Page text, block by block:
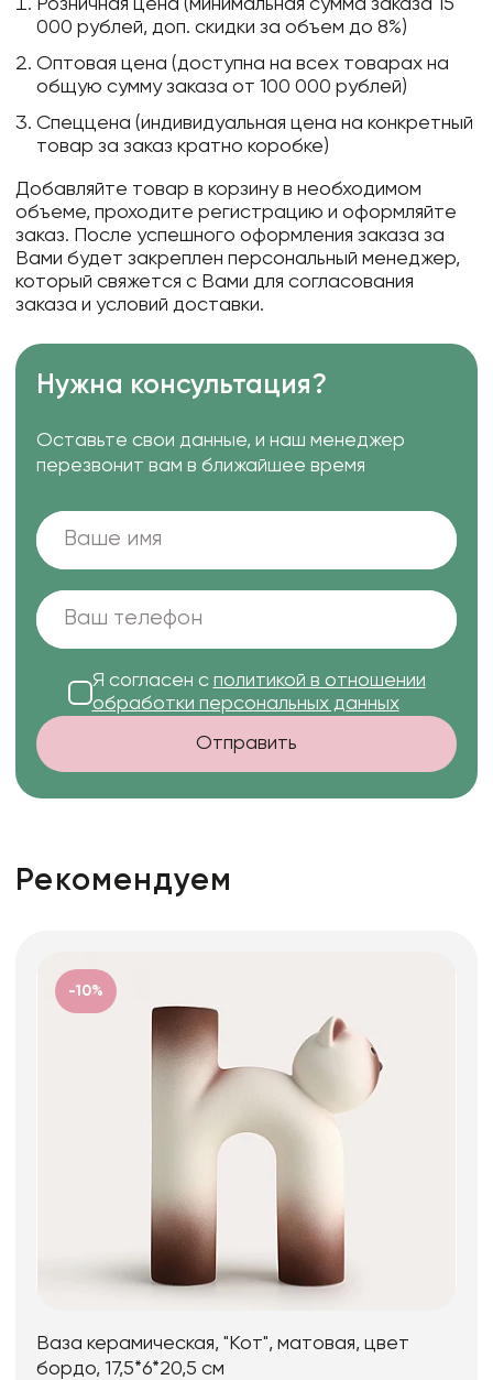
Розничная цена (минимальная сумма заказа 15
000 рублей, доп. скидки за объем до 8%)
Оптовая цена (доступна на всех товарах на
общую сумму заказа от 100 000 рублей)
Спеццена (индивидуальная цена на конкретный
товар за заказ кратно коробке)
Добавляйте товар в корзину в необходимом
объеме, проходите регистрацию и оформляйте
заказ. После успешного оформления заказа за
Вами будет закреплен персональный менеджер,
который свяжется с Вами для согласования
заказа и условий доставки.
Нужна консультация?
Оставьте свои данные, и наш менеджер
перезвонит вам в ближайшее время
Я согласен с политикой в отношении
обработки персональных данных
Отправить
Рекомендуем
-10%
Ваза керамическая, "Кот", матовая, цвет
бордо, 17,5*6*20,5 см